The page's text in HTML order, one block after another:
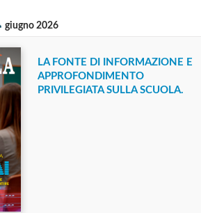
giugno 2026
LA FONTE DI INFORMAZIONE E
APPROFONDIMENTO
PRIVILEGIATA SULLA SCUOLA.